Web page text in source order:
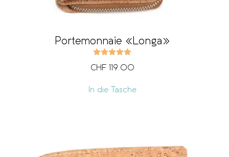
Portemonnaie «Longa»
CHF 119.00
In die Tasche